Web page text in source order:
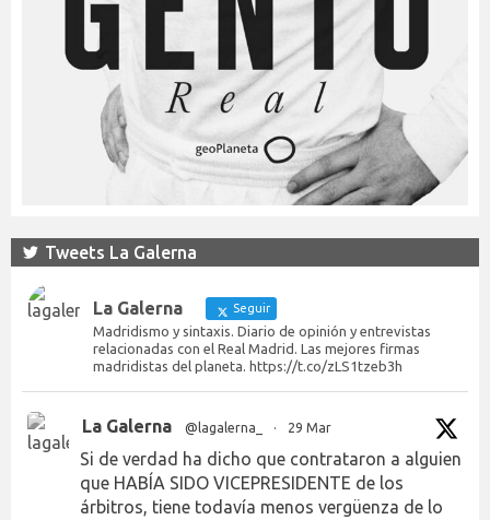
Tweets La Galerna
La Galerna Seguir
Madridismo y sintaxis. Diario de opinión y entrevistas
relacionadas con el Real Madrid. Las mejores firmas
madridistas del planeta. https://t.co/zLS1tzeb3h
La Galerna @lagalerna_ · 29 Mar
Si de verdad ha dicho que contrataron a alguien
que HABÍA SIDO VICEPRESIDENTE de los
árbitros, tiene todavía menos vergüenza de lo